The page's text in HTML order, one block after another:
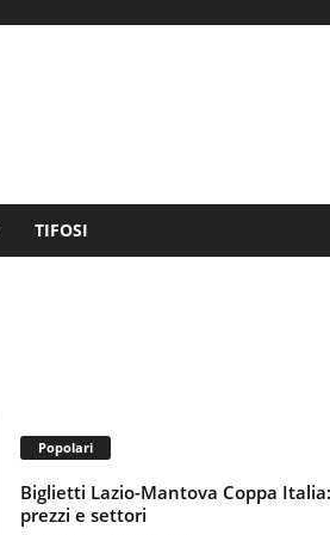
TIFOSI
Popolari
Biglietti Lazio-Mantova Coppa
prezzi e settori